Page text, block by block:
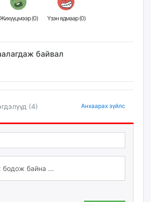
Жихүүцмээр (0) Үзэн ядмаар (0)
байвал
(4) Анхаарах зүйлс